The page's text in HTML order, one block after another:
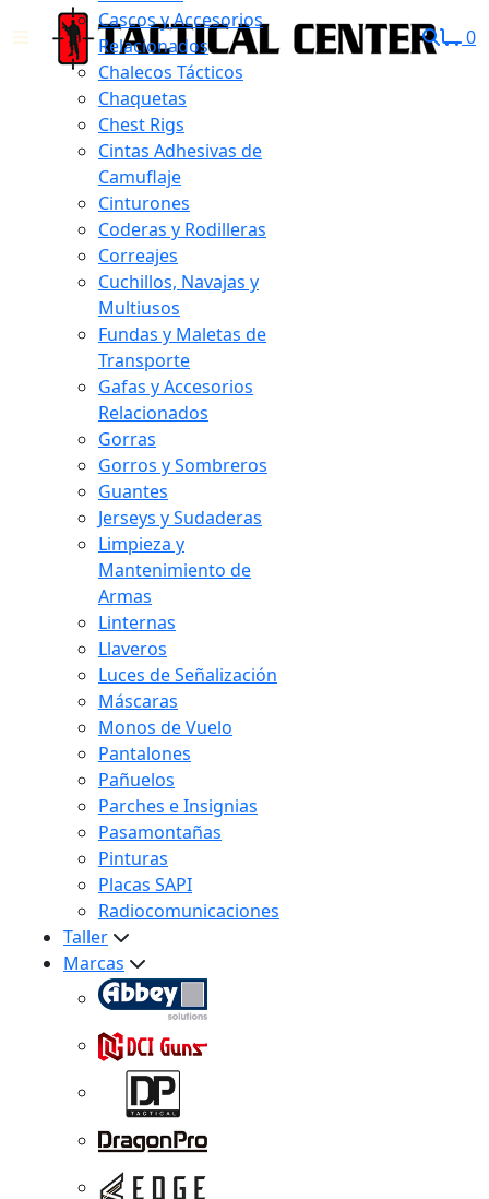
Cascos y Accesorios
Relacionados
Chalecos Tácticos
Chaquetas
Chest Rigs
Cintas Adhesivas de
Camuflaje
Cinturones
Coderas y Rodilleras
Correajes
Cuchillos, Navajas y
Multiusos
Fundas y Maletas de
Transporte
Gafas y Accesorios
Relacionados
Gorras
Gorros y Sombreros
Guantes
Jerseys y Sudaderas
Limpieza y
Mantenimiento de
Armas
Linternas
Llaveros
Luces de Señalización
Máscaras
Monos de Vuelo
Pantalones
Pañuelos
Parches e Insignias
Pasamontañas
Pinturas
Placas SAPI
Radiocomunicaciones
Taller
Marcas
0